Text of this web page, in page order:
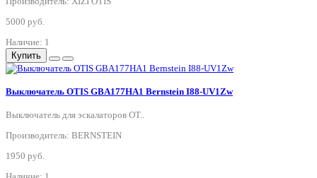
5000 руб.
Наличие: 1
Купить
Выключатель OTIS GBA177HA1 Bernstein I88-UV1Zw
Выключатель для эскалаторов OT..
Производитель: BERNSTEIN
1950 руб.